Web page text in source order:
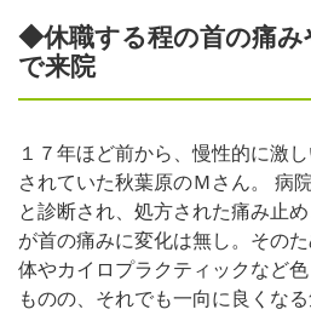
◆休職する程の首の痛み
で来院
１７年ほど前から、慢性的に激
されていた秋葉原のＭさん。 病
と診断され、処方された痛み止
が首の痛みに変化は無し。その
体やカイロプラクティックなど
ものの、それでも一向に良くな